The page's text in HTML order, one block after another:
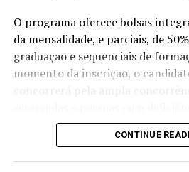
O programa oferece bolsas
da mensalidade, e parciais, de
graduação e sequenciais de
momento da inscrição, o
concorrerá pela ampla
indígenas, pretos ou pardos.
CONTINUE